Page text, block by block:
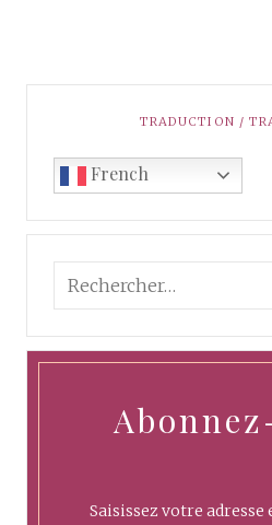
TRADUCTION /
French
Saisissez votre